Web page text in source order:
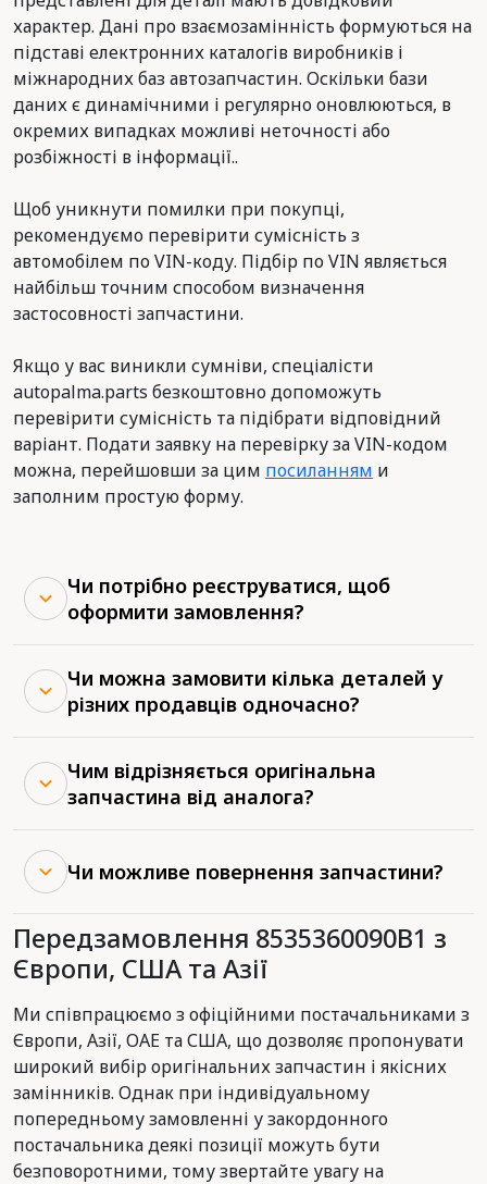
характер. Дані про взаємозамінність формуються на
підставі електронних каталогів виробників і
міжнародних баз автозапчастин. Оскільки бази
даних є динамічними і регулярно оновлюються, в
окремих випадках можливі неточності або
розбіжності в інформації..
Щоб уникнути помилки при покупці,
рекомендуємо перевірити сумісність з
автомобілем по VIN-коду. Підбір по VIN являється
найбільш точним способом визначення
застосовності запчастини.
Якщо у вас виникли сумніви, спеціалісти
autopalma.parts безкоштовно допоможуть
перевірити сумісність та підібрати відповідний
варіант. Подати заявку на перевірку за VIN-кодом
можна, перейшовши за цим посиланням и
заполним простую форму.
Чи потрібно реєструватися, щоб
оформити замовлення?
Чи можна замовити кілька деталей у
різних продавців одночасно?
Чим відрізняється оригінальна
запчастина від аналога?
Чи можливе повернення запчастини?
Передзамовлення 8535360090B1 з
Європи, США та Азії
Ми співпрацюємо з офіційними постачальниками з
Європи, Азії, ОАЕ та США, що дозволяє пропонувати
широкий вибір оригінальних запчастин і якісних
замінників. Однак при індивідуальному
попередньому замовленні у закордонного
постачальника деякі позиції можуть бути
безповоротними, тому звертайте увагу на